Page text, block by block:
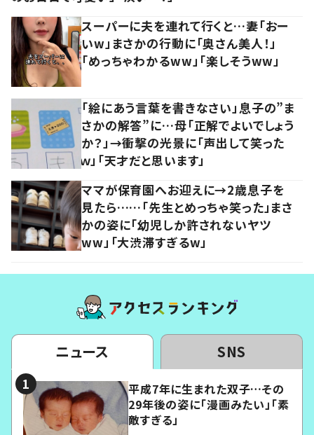
スーパーに夫を連れて行くと…妻「おー
いw」まさかの行動に「奥さん美人！」
「めっちゃわかるww」「楽しそうww」
「絵にあう言葉を書きなさい」息子の”ま
さかの解答”に…母「正解でよいでしょう
か？」→衝撃の光景に「声出して笑った
ｗ」「天才だと思います」
ママが保育園へお迎えに→2歳息子を
見たら……「先生とめっちゃ笑った」まさ
かの姿に「幼児しか許されないヤツ
ww」「大渋滞すぎるw」
ニュース SNS
平成7年に生まれた双子…その
29年後の姿に「漫画みたい」「素
敵すぎる」